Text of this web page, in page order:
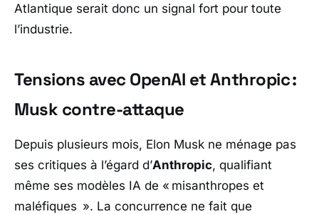
Atlantique serait donc un signal fort pour toute
l’industrie.
Tensions avec OpenAI et Anthropic :
Musk contre-attaque
Depuis plusieurs mois, Elon Musk ne ménage pas
ses critiques à l’égard d’Anthropic, qualifiant
même ses modèles IA de « misanthropes et
maléfiques ». La concurrence ne fait que